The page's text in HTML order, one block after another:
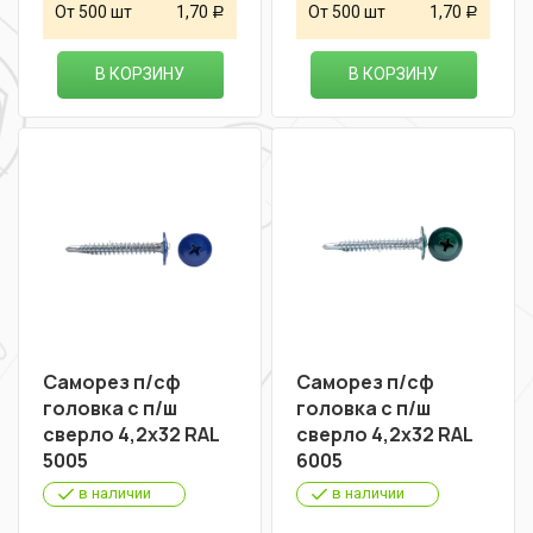
От 500 шт 1,70 Р
В КОРЗИНУ
От 500 шт 1,70 Р
В КОРЗИНУ
Саморез п/сф
головка с п/ш
сверло 4,2х32 RAL
5005
в наличии
Саморез п/сф
головка с п/ш
сверло 4,2х32 RAL
6005
в наличии